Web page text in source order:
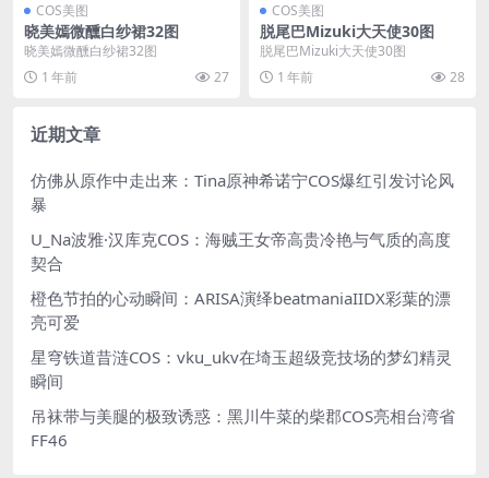
COS美图
晓美嫣微醺白纱裙32图
晓美嫣微醺白纱裙32图
1 年前
27
COS美图
脱尾巴Mizuki大天使30图
脱尾巴Mizuki大天使30图
1 年前
28
近期文章
仿佛从原作中走出来：Tina原神希诺宁COS爆红引发讨论风
暴
U_Na波雅·汉库克COS：海贼王女帝高贵冷艳与气质的高度
契合
橙色节拍的心动瞬间：ARISA演绎beatmaniaIIDX彩葉的漂
亮可爱
星穹铁道昔涟COS：vku_ukv在埼玉超级竞技场的梦幻精灵
瞬间
吊袜带与美腿的极致诱惑：黑川牛菜的柴郡COS亮相台湾省
FF46